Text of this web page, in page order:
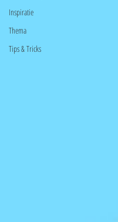
Inspiratie
Thema
Tips & Tricks